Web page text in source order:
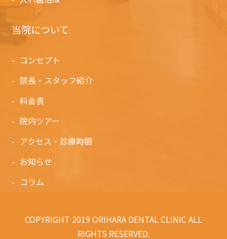
当院について
コンセプト
院長・スタッフ紹介
料金表
院内ツアー
アクセス・診療時間
お知らせ
コラム
COPYRIGHT 2019 ORIHARA DENTAL CLINIC ALL
RIGHTS RESERVED.